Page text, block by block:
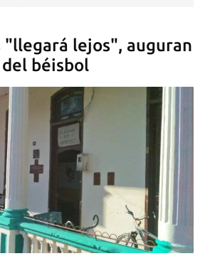
"llegará lejos", auguran
béisbol